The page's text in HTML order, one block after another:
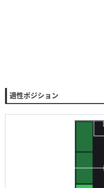
適性ポジション